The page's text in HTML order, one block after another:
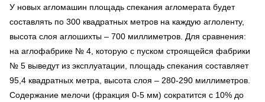
У новых агломашин площадь спекания агломерата будет
составлять по 300 квадратных метров на каждую аглоленту,
высота слоя аглошихты – 700 миллиметров. Для сравнения:
на аглофабрике № 4, которую с пуском строящейся фабрики
№ 5 выведут из эксплуатации, площадь спекания составляет
95,4 квадратных метра, высота слоя – 280-290 миллиметров.
Содержание мелочи (фракция 0-5 мм) сократится с 10% до